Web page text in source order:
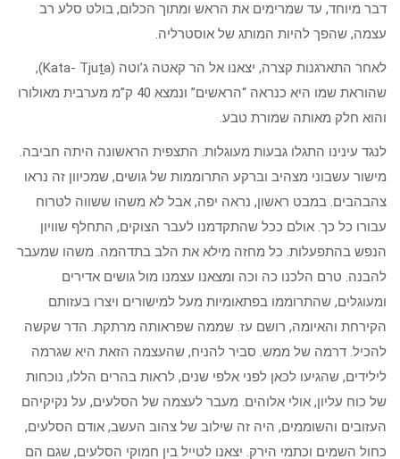
דבר מיוחד, עד שמרימים את הראש ומתוך הכלום, בולט סלע רב
עצמה, שהפך להיות המותג של אוסטרליה.
לאחר התארגנות קצרה, יצאנו אל הר קאטה ג’וטה (Kata- Tjuṯa),
שהוראת שמו היא כנראה “הראשים” ונמצא 40 ק”מ מערבית מאולורו
והוא חלק מאותה שמורת טבע.
לנגד עינינו התגלו גבעות מעוגלות. התצפית הראשונה היתה חביבה.
מישור עשבוני מצהיב וברקע התרוממות של גושים, שמכיוון זה נראו
צהבהבים. במבט ראשון, נראה יפה, אבל לא משהו ששווה לטרוח
עבורו כל כך. אולם ככל שהתקדמנו לעבר הצוקים, התחלף שוויון
הנפש בהתפעלות. כל מחזה מילא את הלב בתדהמה. משהו שמעבר
להבנה. טרם הלכנו כה וכה ומצאנו עצמנו מול גושים אדירים
ומעוגלים, שהתרוממו בפתאומיות מעל למישורים ויצרו בעזותם
הקירחת והאיומה, רושם עז. שממה שפראותה מרתקת. הדר שקשה
להכיל. דרמה של ממש. סביר להניח, שהעצמה הזאת היא שגרמה
לילידים, שהגיעו לכאן לפני אלפי שנים, לראות בהרים הללו, נוכחות
של כוח עליון, אולי אלוהים. מעבר לעצמה של הסלעים, על נקיקיהם
העזובים והשוממים, היה זה שילוב של צהוב העשב, אודם הסלעים,
כחול השמים וכתמי הירק. יצאנו לטייל בין חמוקי הסלעים, שגם הם